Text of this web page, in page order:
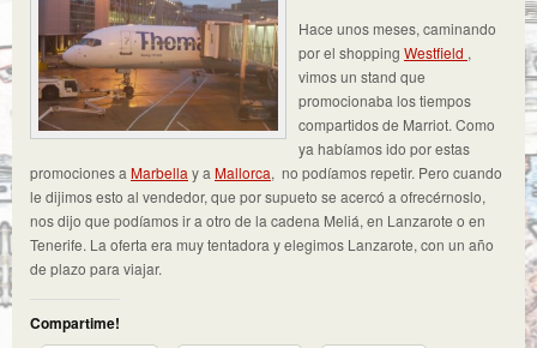
Hace unos meses, caminando
por el shopping Westfield ,
vimos un stand que
promocionaba los tiempos
compartidos de Marriot. Como
ya habíamos ido por estas
promociones a Marbella y a Mallorca, no podíamos repetir. Pero cuando
le dijimos esto al vendedor, que por supueto se acercó a ofrecérnoslo,
nos dijo que podíamos ir a otro de la cadena Meliá, en Lanzarote o en
Tenerife. La oferta era muy tentadora y elegimos Lanzarote, con un año
de plazo para viajar.
Compartime!